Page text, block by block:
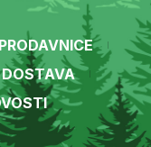
PRODAVNICE
DOSTAVA